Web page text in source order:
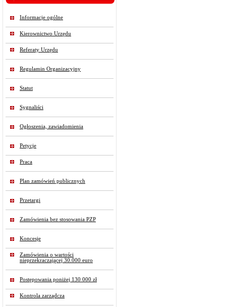
Informacje ogólne
Kierownictwo Urzędu
Referaty Urzędu
Regulamin Organizacyjny
Statut
Sygnaliści
Ogłoszenia, zawiadomienia
Petycje
Praca
Plan zamówień publicznych
Przetargi
Zamówienia bez stosowania PZP
Koncesje
Zamówienia o wartości
nieprzekraczającej 30.000 euro
Postępowania poniżej 130 000 zł
Kontrola zarządcza